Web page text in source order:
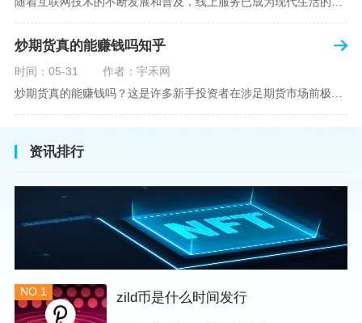
炒期货真的能赚钱吗知乎
时间：05-31
作者：宇禾网
资讯排行
NO.1 zild币是什么时间发行